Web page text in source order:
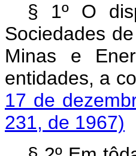
§ 1º O
Sociedades
Minas e
entidades, a
17 de
231, de 1967)